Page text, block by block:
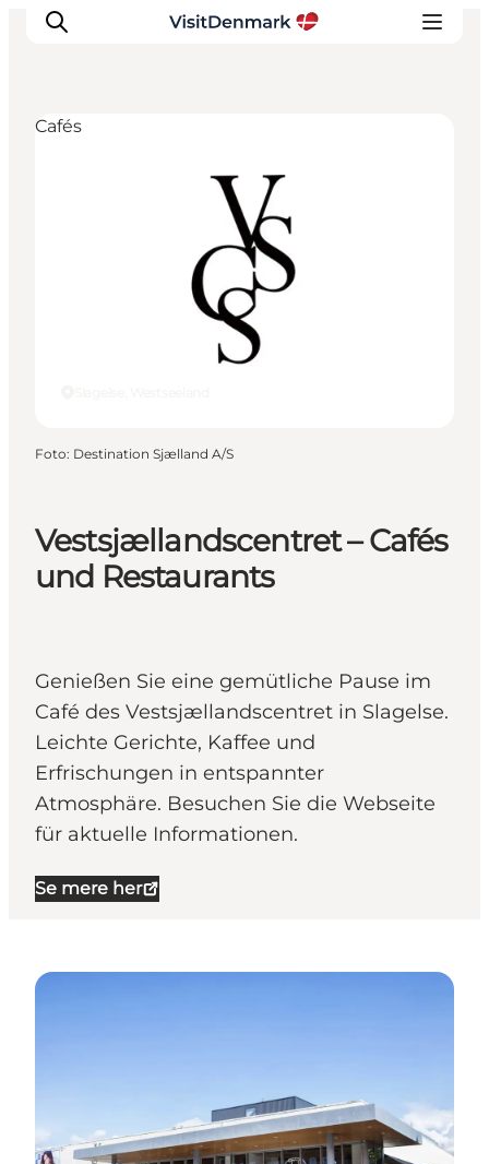
Reiseplanung
Vestsjællandscentret – Cafés
und Restaurants
Genießen Sie eine gemütliche Pause im
Café des Vestsjællandscentret in Slagelse.
Leichte Gerichte, Kaffee und
Erfrischungen in entspannter
Atmosphäre. Besuchen Sie die Webseite
für aktuelle Informationen.
Se mere her
Cafés
Foto: Destination Sjælland A/S